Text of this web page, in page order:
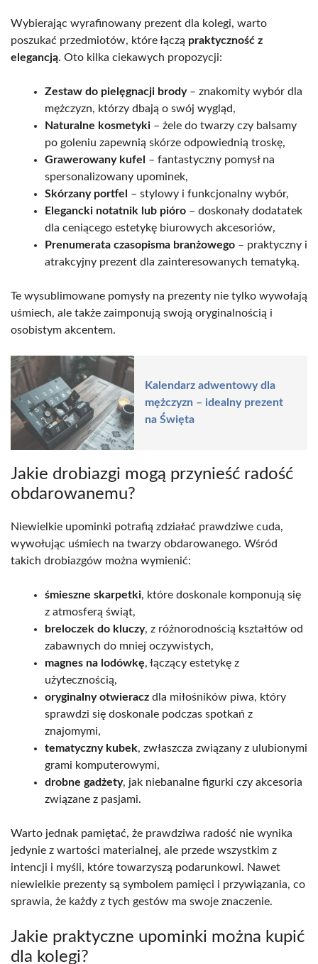
Wybierając wyrafinowany prezent dla kolegi, warto
poszukać przedmiotów, które łączą praktyczność z
elegancją. Oto kilka ciekawych propozycji:
Zestaw do pielęgnacji brody– znakomity wybór dla
mężczyzn, którzy dbają o swój wygląd,
Naturalne kosmetyki – żele do twarzy czy balsamy
po goleniu zapewnią skórze odpowiednią troskę,
Grawerowany kufel
– fantastyczny pomysł na
spersonalizowany upominek,
Skórzany portfel
– stylowy i funkcjonalny wybór,
Elegancki notatnik lub pióro – doskonały dodatatek
dla ceniącego estetykę biurowych akcesoriów,
Prenumerata czasopisma branżowego – praktyczny i
atrakcyjny prezent dla zainteresowanych tematyką.
Te wysublimowane pomysły na prezenty nie tylko wywołają
uśmiech, ale także zaimponują swoją oryginalnością i
osobistym akcentem.
Kalendarz adwentowy dla
mężczyzn – idealny prezent
na Święta
Jakie drobiazgi mogą przynieść radość
obdarowanemu?
Niewielkie upominki potrafią zdziałać prawdziwe cuda,
wywołując uśmiech na twarzy obdarowanego. Wśród
takich drobiazgów można wymienić:
śmieszne skarpetki, które doskonale komponują się
z atmosferą świąt,
breloczek do kluczy, z różnorodnością kształtów od
zabawnych do mniej oczywistych,
magnes na lodówkę, łączący estetykę z
użytecznością,
oryginalny otwieracz dla miłośników piwa, który
sprawdzi się doskonale podczas spotkań z
znajomymi,
tematyczny kubek, zwłaszcza związany z ulubionymi
grami komputerowymi,
drobne gadżety, jak niebanalne figurki czy akcesoria
związane z pasjami.
Warto jednak pamiętać, że prawdziwa radość nie wynika
jedynie z wartości materialnej, ale przede wszystkim z
intencji i myśli, które towarzyszą podarunkowi. Nawet
niewielkie prezenty są symbolem pamięci i przywiązania, co
sprawia, że każdy z tych gestów ma swoje znaczenie.
Jakie praktyczne upominki można kupić
dla kolegi?